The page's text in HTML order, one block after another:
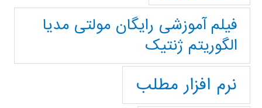
فیلم آموزشی رایگان مولتی مدیا
الگوریتم ژنتیک
نرم افزار مطلب